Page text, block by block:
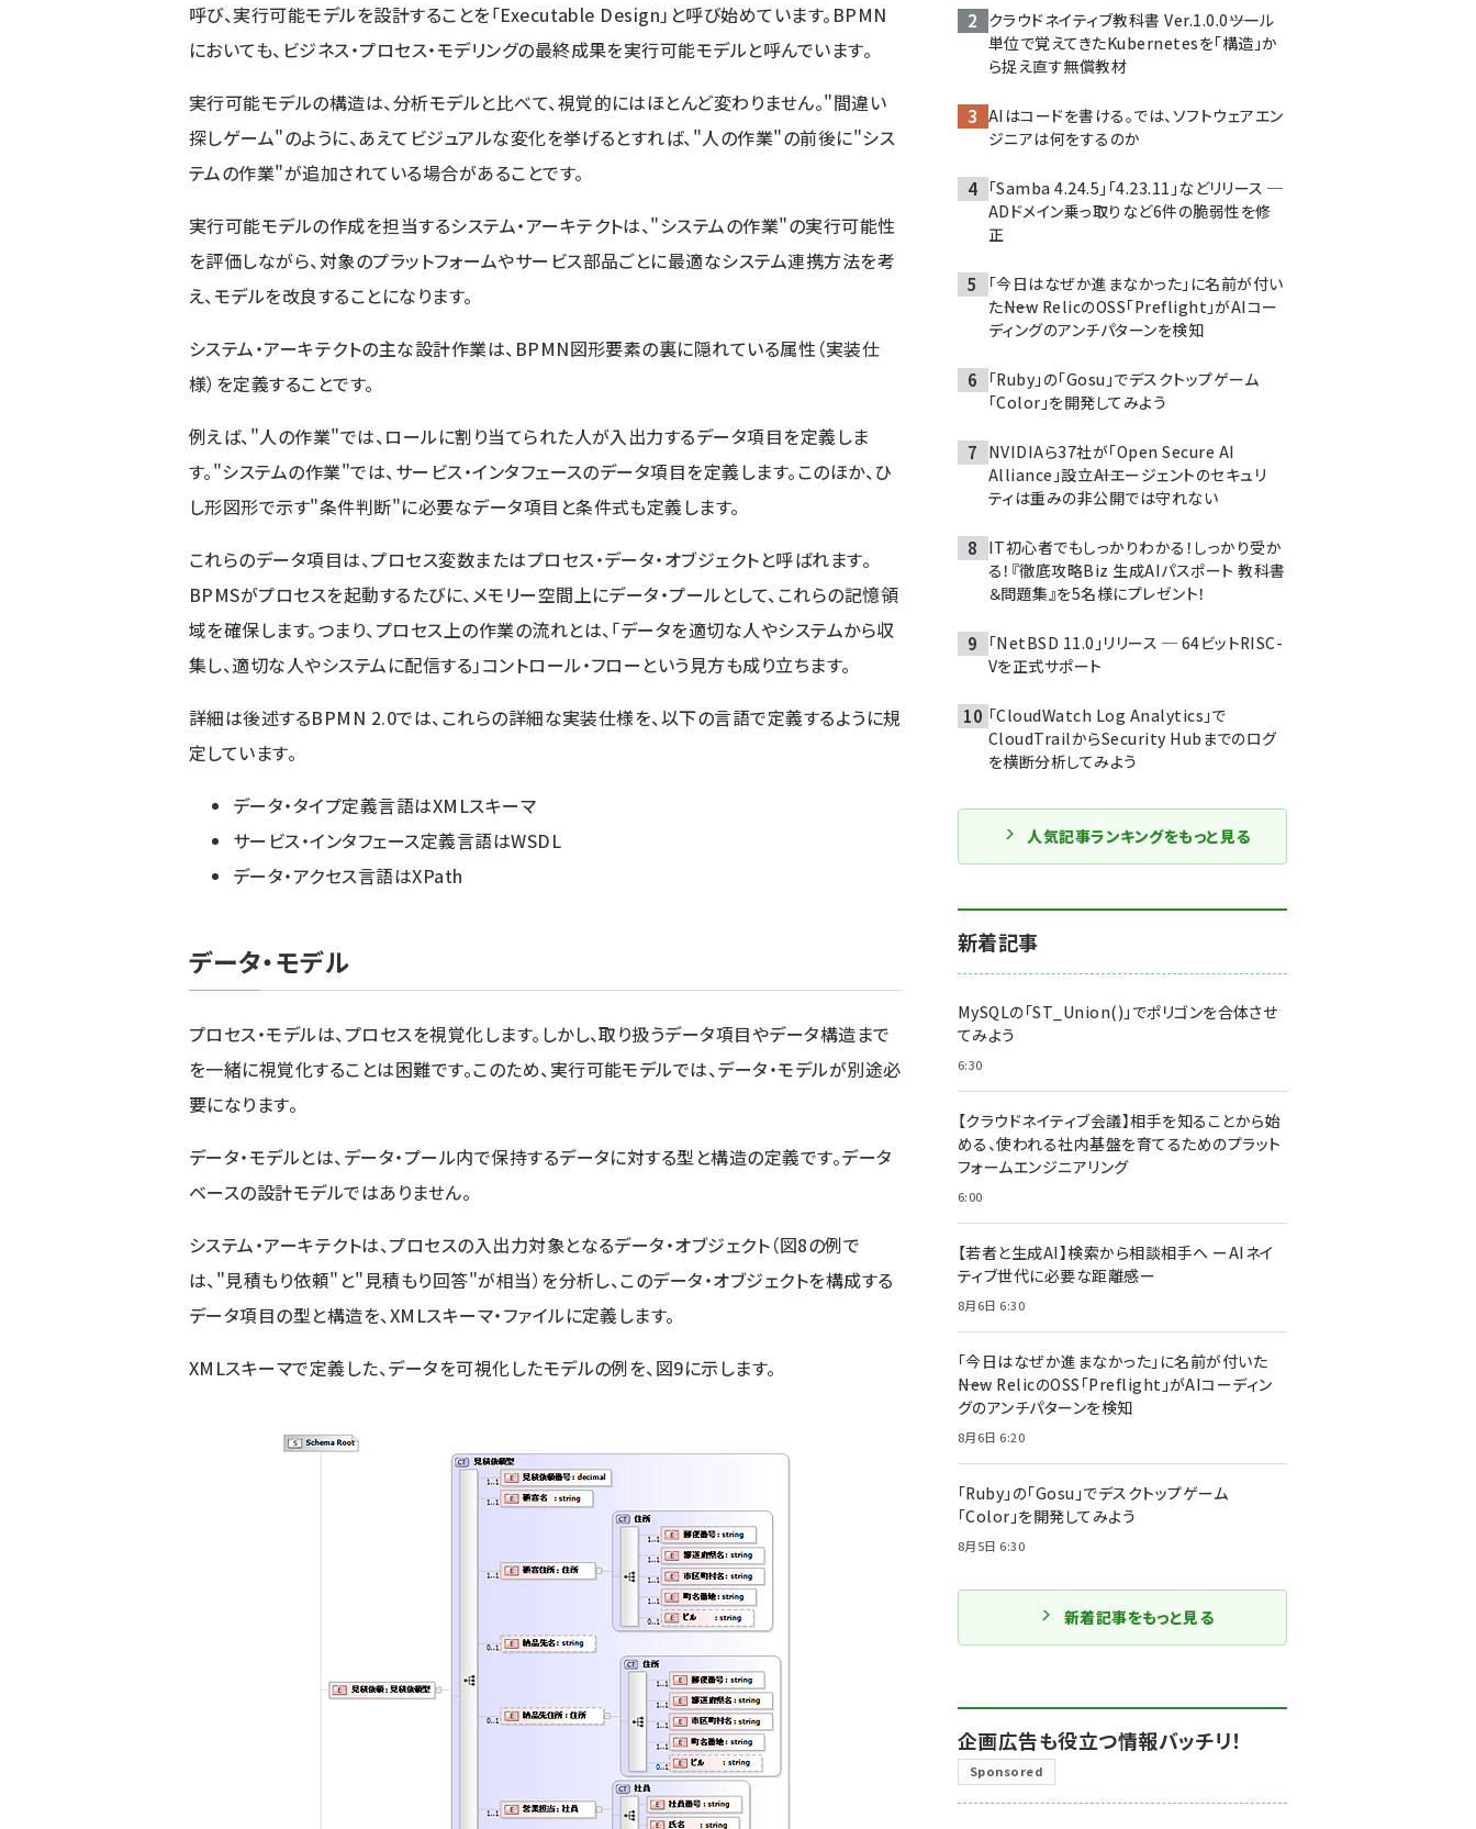
呼び、実行可能モデルを設計することを「Executable Design」と呼び始めています。BPMN
においても、ビジネス・プロセス・モデリングの最終成果を実行可能モデルと呼んでいます。
実行可能モデルの構造は、分析モデルと比べて、視覚的にはほとんど変わりません。"間違い
探しゲーム"のように、あえてビジュアルな変化を挙げるとすれば、"人の作業"の前後に"シス
テムの作業"が追加されている場合があることです。
実行可能モデルの作成を担当するシステム・アーキテクトは、"システムの作業"の実行可能性
を評価しながら、対象のプラットフォームやサービス部品ごとに最適なシステム連携方法を考
え、モデルを改良することになります。
システム・アーキテクトの主な設計作業は、BPMN図形要素の裏に隠れている属性（実装仕
様）を定義することです。
例えば、"人の作業"では、ロールに割り当てられた人が入出力するデータ項目を定義しま
す。"システムの作業"では、サービス・インタフェースのデータ項目を定義します。このほか、ひ
し形図形で示す"条件判断"に必要なデータ項目と条件式も定義します。
これらのデータ項目は、プロセス変数またはプロセス・データ・オブジェクトと呼ばれます。
BPMSがプロセスを起動するたびに、メモリー空間上にデータ・プールとして、これらの記憶領
域を確保します。つまり、プロセス上の作業の流れとは、「データを適切な人やシステムから収
集し、適切な人やシステムに配信する」コントロール・フローという見方も成り立ちます。
詳細は後述するBPMN 2.0では、これらの詳細な実装仕様を、以下の言語で定義するように規
定しています。
データ・タイプ定義言語はXMLスキーマ
サービス・インタフェース定義言語はWSDL
データ・アクセス言語はXPath
データ・モデル
プロセス・モデルは、プロセスを視覚化します。しかし、取り扱うデータ項目やデータ構造まで
を一緒に視覚化することは困難です。このため、実行可能モデルでは、データ・モデルが別途必
要になります。
データ・モデルとは、データ・プール内で保持するデータに対する型と構造の定義です。データ
ベースの設計モデルではありません。
システム・アーキテクトは、プロセスの入出力対象となるデータ・オブジェクト（図8の例で
は、"見積もり依頼"と"見積もり回答"が相当）を分析し、このデータ・オブジェクトを構成する
データ項目の型と構造を、XMLスキーマ・ファイルに定義します。
XMLスキーマで定義した、データを可視化したモデルの例を、図9に示します。
クラウドネイティブ教科書 Ver.1.0.0――ツール
単位で覚えてきたKubernetesを「構造」か
ら捉え直す無償教材
AIはコードを書ける。では、ソフトウェアエン
ジニアは何をするのか
「Samba 4.24.5」「4.23.11」などリリース ─
ADドメイン乗っ取りなど6件の脆弱性を修
正
「今日はなぜか進まなかった」に名前が付い
た――New RelicのOSS「Preflight」がAIコー
ディングのアンチパターンを検知
「Ruby」の「Gosu」でデスクトップゲーム
「Color」を開発してみよう
NVIDIAら37社が「Open Secure AI
Alliance」設立――AIエージェントのセキュリ
ティは重みの非公開では守れない
IT初心者でもしっかりわかる！しっかり受か
る！『徹底攻略Biz 生成AIパスポート 教科書
＆問題集』を5名様にプレゼント！
「NetBSD 11.0」リリース ─ 64ビットRISC-
Vを正式サポート
「CloudWatch Log Analytics」で
CloudTrailからSecurity Hubまでのログ
を横断分析してみよう
人気記事ランキングをもっと見る
新着記事
MySQLの「ST_Union()」でポリゴンを合体させ
てみよう
6:30
【クラウドネイティブ会議】相手を知ることから始
める、使われる社内基盤を育てるためのプラット
フォームエンジニアリング
6:00
【若者と生成AI】検索から相談相手へ ーAIネイ
ティブ世代に必要な距離感ー
8月6日 6:30
「今日はなぜか進まなかった」に名前が付いた
――New RelicのOSS「Preflight」がAIコーディン
グのアンチパターンを検知
8月6日 6:20
「Ruby」の「Gosu」でデスクトップゲーム
「Color」を開発してみよう
8月5日 6:30
新着記事をもっと見る
企画広告も役立つ情報バッチリ！
Sponsored